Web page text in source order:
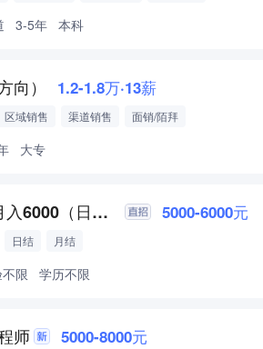
3-5年 本科
向） 1.2-1.8万·13薪
区域销售 渠道销售 面销/陌拜
大专
急招普工/操作工 月入6000（日结） 5000-6000元
日结 月结
限 学历不限
师 5000-8000元